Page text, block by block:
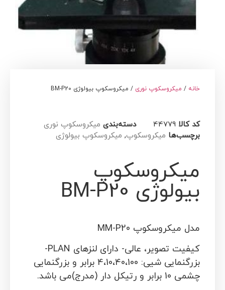
خانه / میکروسکوپ نوری / میکروسکوپ بیولوژی BM-P20
کد کالا 44779 دسته‌بندی میکروسکوپ نوری
برچسب‌ها میکروسکوپ, میکروسکوپ بیولوژی
میکروسکوپ
بیولوژی BM-P20
مدل میکروسکوپ MM-P20
کیفیت تصویر، عالی- دارای لنزهای PLAN-
بزرگنمایی شیی: 4،10،40،100 برابر و بزرگنمایی
چشمی 10 برابر و رتیکل دار (مدرج)می باشد.